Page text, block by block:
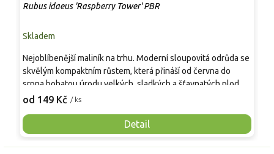
Rubus idaeus 'Raspberry Tower' PBR
Skladem
od 149 Kč / ks
Detail
Nejoblíbenější maliník na trhu. Moderní sloupovitá odrůda se
skvělým kompaktním růstem, která přináší od června do
srpna bohatou úrodu velkých, sladkých a šťavnatých plodů.
Pevné vzpřímené výhony tvoří elegantní habitus bez
Mrazuvzdornost do −25 °C a spolehlivá vitalita z něj dělají
skvělou volbu pro každého pěstitele.